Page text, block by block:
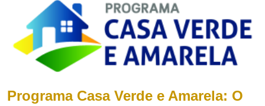
Programa Casa Verde e Amarela: O